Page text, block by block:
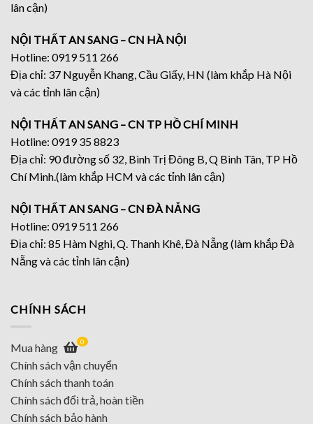
lân cận)
NỘI THẤT AN SANG – CN HÀ NỘI
Hotline: 0919 511 266
Địa chỉ: 37 Nguyễn Khang, Cầu Giấy, HN (làm khắp Hà Nội
và các tỉnh lân cận)
NỘI THẤT AN SANG – CN TP HỒ CHÍ MINH
Hotline: 0919 35 8823
Địa chỉ: 90 đường số 32, Bình Trị Đông B, Q Bình Tân, TP Hồ
Chí Minh.(làm khắp HCM và các tỉnh lân cận)
NỘI THẤT AN SANG – CN ĐÀ NẴNG
Hotline: 0919 511 266
Địa chỉ: 85 Hàm Nghi, Q. Thanh Khê, Đà Nẵng (làm khắp Đà
Nẵng và các tỉnh lân cận)
CHÍNH SÁCH
Mua hàng 0
Chính sách vận chuyển
Chính sách thanh toán
Chính sách đổi trả, hoàn tiền
Chính sách bảo hành